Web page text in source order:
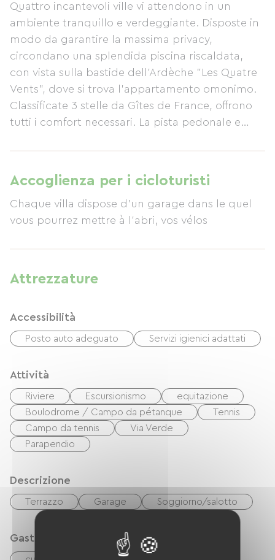
Quattro incantevoli ville vi attendono in un
ambiente tranquillo e verdeggiante. Disposte in
modo da garantire la massima privacy,
circondano una splendida piscina riscaldata,
con vista sulla bastide dell'Ardèche "Les Quatre
Vents", dove si trova l'appartamento omonimo.
Classificate 3 stelle da Gîtes de France, offrono
tutti i comfort necessari. La pista pedonale e
potrete anche divertirvi con partite a ping-pong
o a tennis, senza dimenticare i magnifici sentieri
escursionistici.
Accoglienza per i cicloturisti
Chaque villa dispose d'un garage dans le quel
vous pourrez mettre à l'abri, vos vélos
Attrezzature
Accessibilità
Posto auto adeguato Servizi igienici adattati
Attività
Riviere Escursionismo
equitazione
Boulodrome / Campo da pétanque
Tennis
Campo da tennis
Via Verde
Parapendio
Descrizione
Terrazzo Garage Soggiorno/salotto
Gastronomia